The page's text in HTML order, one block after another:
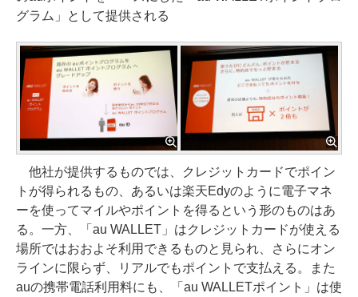
グラム」として提供される
他社が提供するものでは、クレジットカードでポイン
トが得られるもの、あるいは楽天Edyのように電子マネ
ーを使ってマイルやポイントを得るという形のものはあ
る。一方、「au WALLET」はクレジットカードが使える
場所ではおおよそ利用できるものと見られ、さらにオン
ラインに限らず、リアルでもポイントで支払える。また
auの携帯電話利用料にも、「au WALLETポイント」は使